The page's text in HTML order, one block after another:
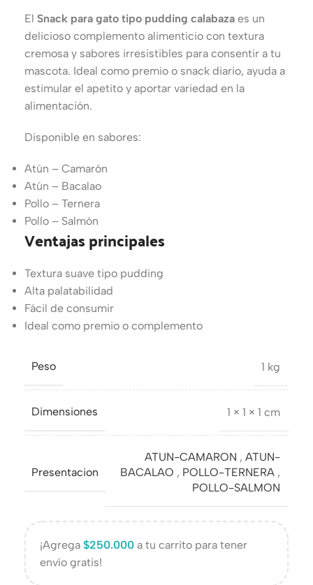
El Snack para gato tipo pudding calabaza es un
delicioso complemento alimenticio con textura
cremosa y sabores irresistibles para consentir a tu
mascota. Ideal como premio o snack diario, ayuda a
estimular el apetito y aportar variedad en la
alimentación.
Disponible en sabores:
Atún – Camarón
Atún – Bacalao
Pollo – Ternera
Pollo – Salmón
Ventajas principales
Textura suave tipo pudding
Alta palatabilidad
Fácil de consumir
Ideal como premio o complemento
Peso 1 kg
Dimensiones 1 × 1 × 1 cm
Presentacion
ATUN-CAMARON , ATUN-
BACALAO , POLLO-TERNERA ,
POLLO-SALMON
¡Agrega $250.000 a tu carrito para tener
envío gratis!